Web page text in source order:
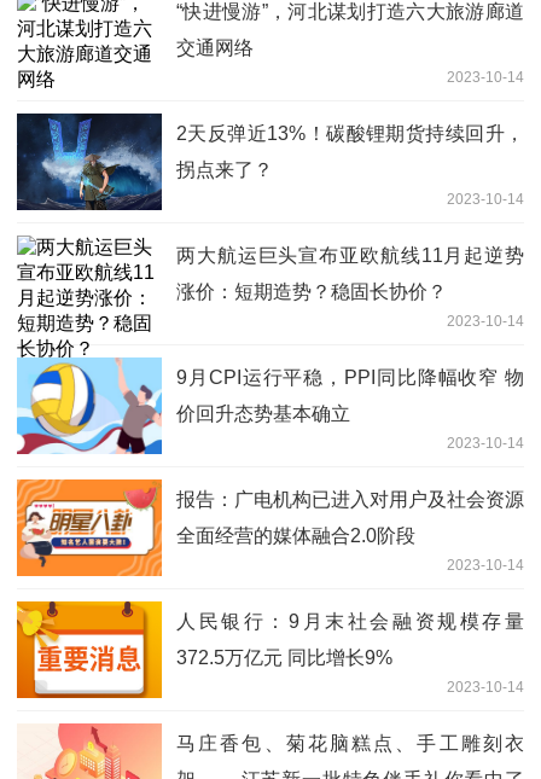
“快进慢游”，河北谋划打造六大旅游廊道
交通网络
2023-10-14
2天反弹近13%！碳酸锂期货持续回升，
拐点来了？
2023-10-14
两大航运巨头宣布亚欧航线11月起逆势
涨价：短期造势？稳固长协价？
2023-10-14
9月CPI运行平稳，PPI同比降幅收窄 物
价回升态势基本确立
2023-10-14
​报告：广电机构已进入对用户及社会资源
全面经营的媒体融合2.0阶段
2023-10-14
人民银行：9月末社会融资规模存量
372.5万亿元 同比增长9%
2023-10-14
马庄香包、菊花脑糕点、手工雕刻衣